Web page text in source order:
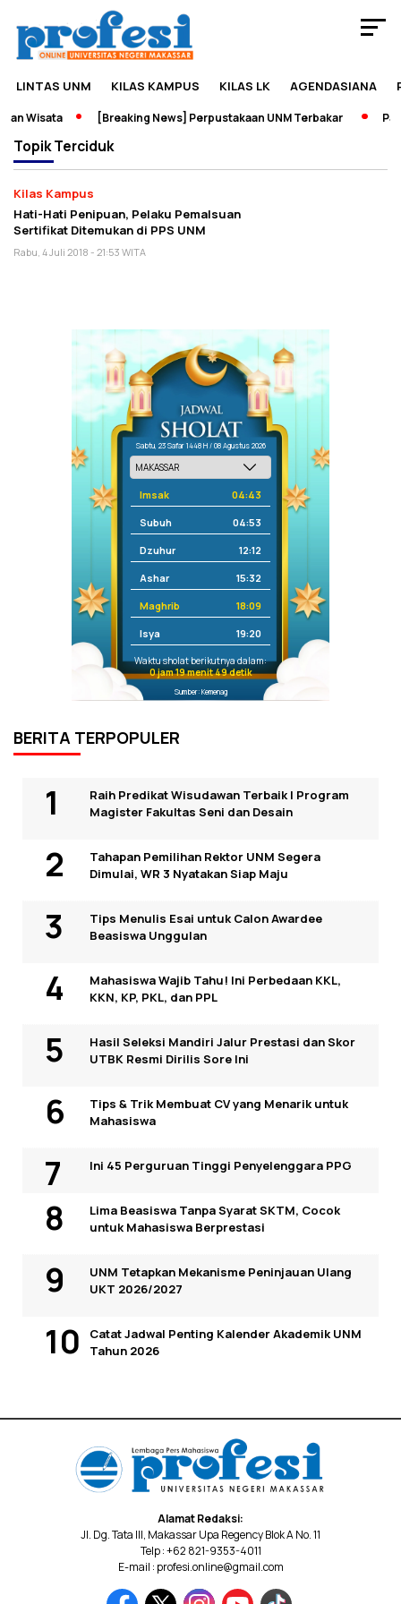
LINTAS UNM KILAS KAMPUS KILAS LK AGENDASIANA
Wisata [Breaking News] Perpustakaan UNM Terbakar
TopikTerciduk
Kilas Kampus
Hati-Hati Penipuan, Pelaku Pemalsuan
Sertifikat Ditemukan di PPS UNM
Rabu, 4 Juli 2018 - 21:53 WITA
Sabtu, 23 Safar 1448 H / 08 Agustus 2026
Imsak 04:43
Subuh 04:53
Dzuhur 12:12
Ashar 15:32
Maghrib 18:09
Isya 19:20
Waktu sholat berikutnya dalam:
0 jam 19 menit 49 detik
Sumber: Kemenag
BERITA TERPOPULER
Raih Predikat Wisudawan Terbaik I Program
Magister Fakultas Seni dan Desain
Tahapan Pemilihan Rektor UNM Segera
Dimulai, WR 3 Nyatakan Siap Maju
Tips Menulis Esai untuk Calon Awardee
Beasiswa Unggulan
Mahasiswa Wajib Tahu! Ini Perbedaan KKL,
KKN, KP, PKL, dan PPL
Hasil Seleksi Mandiri Jalur Prestasi dan Skor
UTBK Resmi Dirilis Sore Ini
Tips & Trik Membuat CV yang Menarik untuk
Mahasiswa
Ini 45 Perguruan Tinggi Penyelenggara PPG
Lima Beasiswa Tanpa Syarat SKTM, Cocok
untuk Mahasiswa Berprestasi
UNM Tetapkan Mekanisme Peninjauan Ulang
UKT 2026/2027
Catat Jadwal Penting Kalender Akademik UNM
Tahun 2026
Alamat Redaksi:
Jl. Dg. Tata III, Makassar Upa Regency Blok A No. 11
Telp : +62 821-9353-4011
E-mail : profesi.online@gmail.com